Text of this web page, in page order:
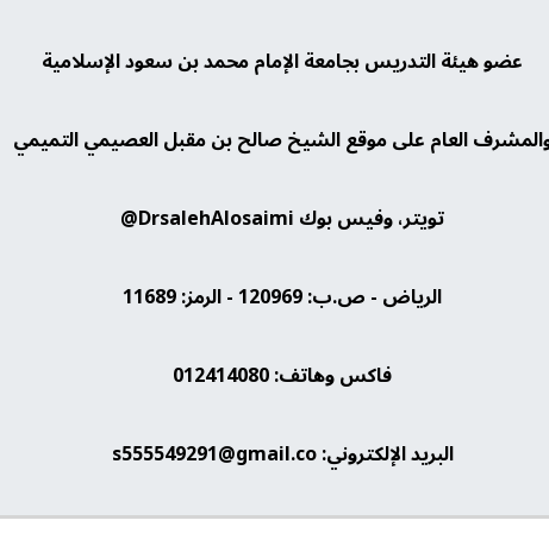
عضو هيئة التدريس بجامعة الإمام محمد بن سعود الإسلامية
العام على موقع الشيخ صالح بن مقبل العصيمي التميمي
تويتر، وفيس بوك DrsalehAlosaimi@
الرياض - ص.ب: 120969 - الرمز: 11689
فاكس وهاتف: 012414080
البريد الإلكتروني: s555549291@gmail.co